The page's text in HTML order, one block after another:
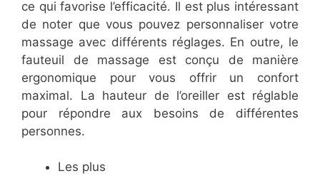
ce qui favorise l’efficacité. Il est plus intéressant
de noter que vous pouvez personnaliser votre
massage avec différents réglages. En outre, le
fauteuil de massage est conçu de manière
ergonomique pour vous offrir un confort
maximal. La hauteur de l’oreiller est réglable
pour répondre aux besoins de différentes
personnes.
Les plus